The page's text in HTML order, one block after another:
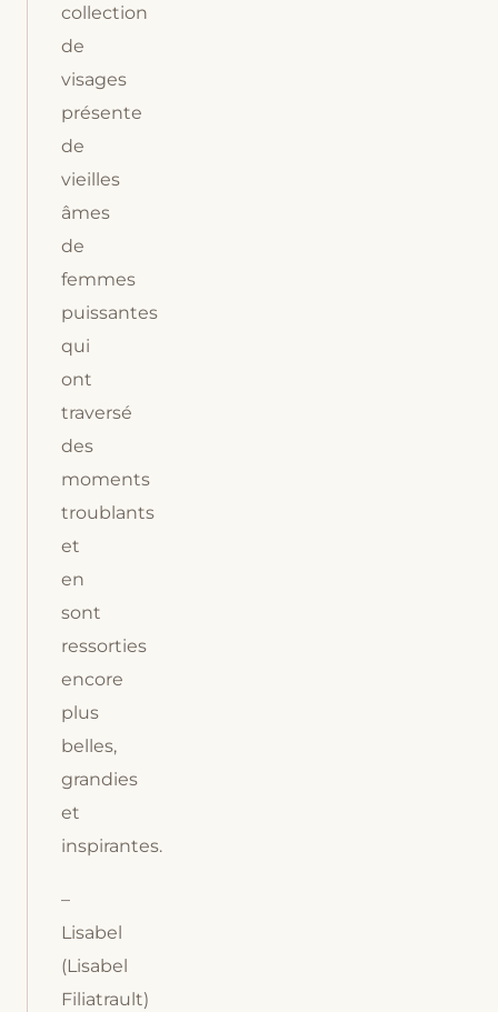
collection
de
visages
présente
de
vieilles
âmes
de
femmes
puissantes
qui
ont
traversé
des
moments
troublants
et
en
sont
ressorties
encore
plus
belles,
grandies
et
inspirantes.
–
Lisabel
(Lisabel
Filiatrault)